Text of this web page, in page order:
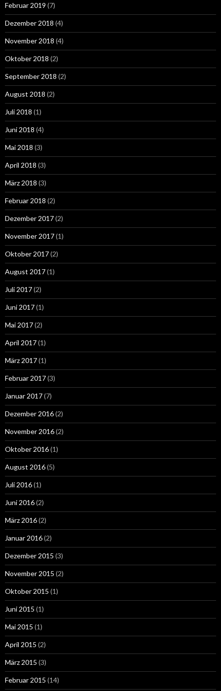
Februar 2019 (7)
Dezember 2018 (4)
November 2018 (4)
Oktober 2018 (2)
September 2018 (2)
August 2018 (2)
Juli 2018 (1)
Juni 2018 (4)
Mai 2018 (3)
April 2018 (3)
März 2018 (3)
Februar 2018 (2)
Dezember 2017(2)
November 2017(1)
Oktober 2017(2)
August 2017(1)
Juli 2017(2)
Juni 2017(1)
Mai 2017(2)
April 2017(1)
März 2017(1)
Februar 2017(3)
Januar 2017(7)
Dezember 2016(2)
November 2016(2)
Oktober 2016(1)
August 2016(5)
Juli 2016(1)
Juni 2016(2)
März 2016(2)
Januar 2016(2)
Dezember 2015 (3)
November 2015 (2)
Oktober 2015 (1)
Juni 2015 (1)
Mai 2015 (1)
April 2015 (2)
März 2015 (3)
Februar 2015 (14)